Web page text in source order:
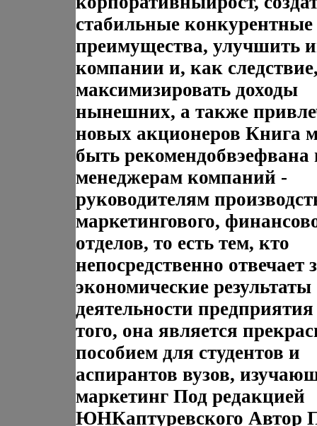
стабильные конкурентные
преимущества, улучшить
компании и, как
максимизировать доходы
нынешних, а также
новых акционеров Книга
быть
менеджерам компаний -
руководителям
маркетингового,
отделов, то есть тем, кто
непосредственно отвечает
экономические результаты
деятельности
того, она является
пособием для студентов и
аспирантов вузов,
маркетинг Под редакцией
ЮНКаптуревского Автор